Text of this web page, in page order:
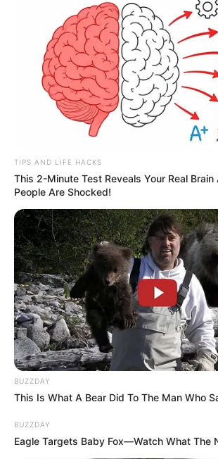
ΤΑΥΤΟΤΗΤΑ ΚΑΙ ΕΠΙΚΟΙΝΩΝΙΑ
TIPS AND LIFE HACKS
This 2-Minute Test Reveals Your Real
People Are Shocked!
BUZZDAY
This Is What A Bear Did To The Man Who
BUZZDAY
Eagle Targets Baby Fox—Watch What The